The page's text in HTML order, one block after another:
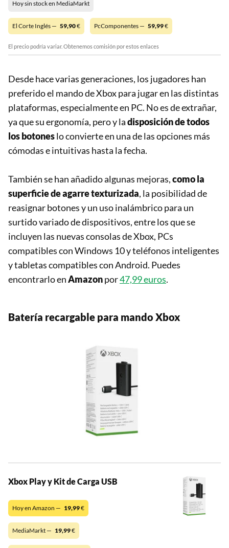
Hoy sin stock en MediaMarkt
El Corte Inglés — 59,90€ PcComponentes — 59,99€
El precio podría variar. Obtenemos comisión por estos enlaces
Desde hace varias generaciones, los jugadores han
preferido el mando de Xbox para jugar en las distintas
plataformas, especialmente en PC. No es de extrañar,
ya que su ergonomía, pero y ladisposición de todos
los botoneslo convierte en una de las opciones más
cómodas e intuitivas hasta la fecha.
También se han añadido algunas mejoras,como la
superficie de agarre texturizada, la posibilidad de
reasignar botones y un uso inalámbrico para un
surtido variado de dispositivos, entre los que se
incluyen las nuevas consolas de Xbox, PCs
compatibles con Windows 10 y teléfonos inteligentes
y tabletas compatibles con Android. Puedes
encontrarlo enAmazonpor47,99 euros.
Batería recargable para mando Xbox
Xbox Play y Kit de Carga USB
Hoy en Amazon — 19,99€
MediaMarkt — 19,99€